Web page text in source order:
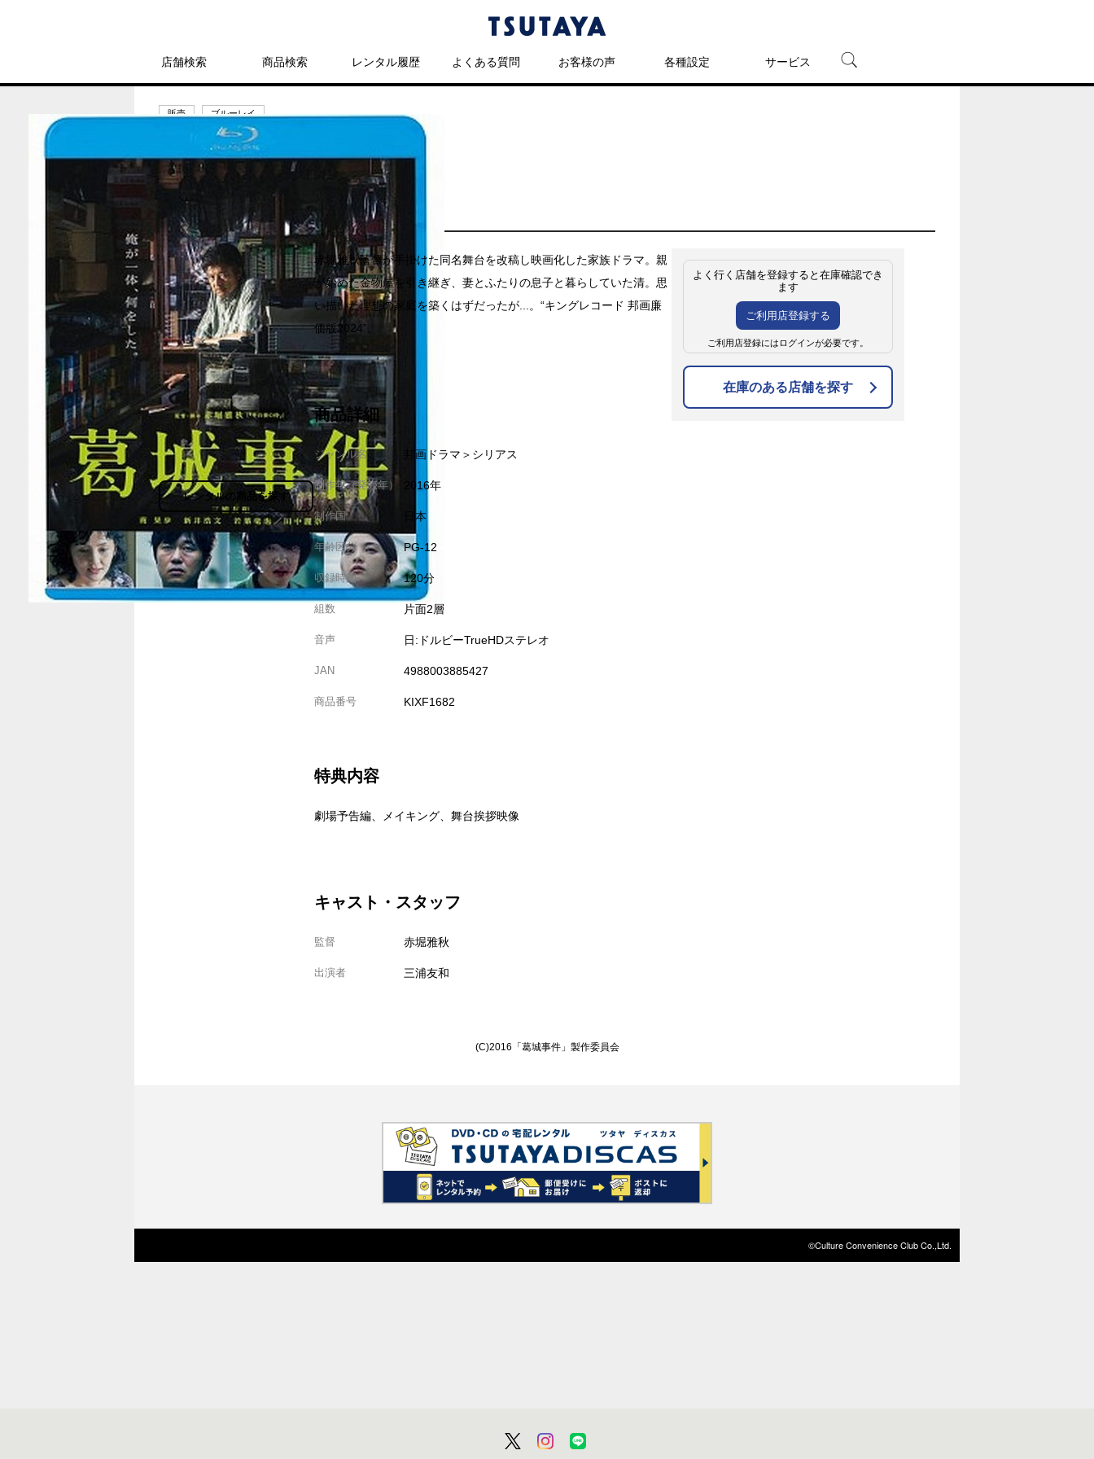
店舗検索 商品検索 レンタル履歴 よくある質問 お客様の声 各種設定 サービス
販売 ブルーレイ
葛城事件
2,750円
レンタルの商品を探す
赤堀雅秋監督が手掛けた同名舞台を改稿し映画化した家族ドラマ。親
が始めた金物屋を引き継ぎ、妻とふたりの息子と暮らしていた清。思
い描いた理想の家庭を築くはずだったが...。“キングレコード 邦画廉
価版2024”。
商品詳細
ジャンル名 邦画ドラマ＞シリアス
制作年（発売年） 2016年
制作国 日本
年齢区分 PG-12
収録時間 120分
組数 片面2層
音声 日:ドルビーTrueHDステレオ
JAN 4988003885427
商品番号 KIXF1682
特典内容
劇場予告編、メイキング、舞台挨拶映像
キャスト・スタッフ
監督 赤堀雅秋
出演者 三浦友和
よく行く店舗を登録すると在庫確認でき
ます
ご利用店登録する
ご利用店登録にはログインが必要です。
在庫のある店舗を探す
(C)2016「葛城事件」製作委員会
©Culture Convenience Club Co.,Ltd.